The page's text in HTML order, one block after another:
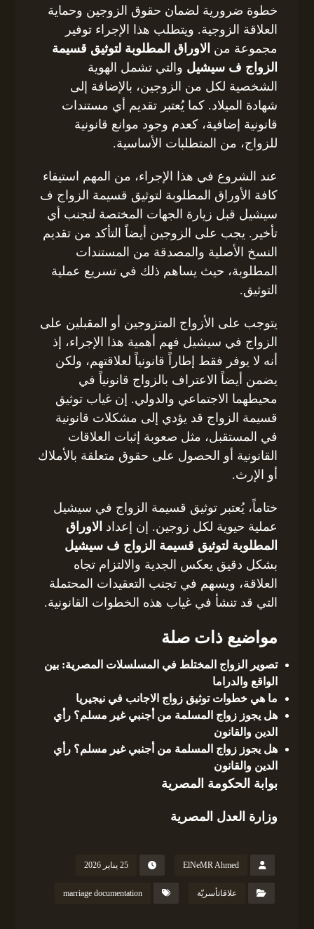
خطوة ضرورية لضمان حقوق الزوجين وحماية
العلاقة الزوجية. ويتطلب هذا الإجراء توفير
مجموعة من الاوراق المطلوبة لتوثيق قسيمة
الزواج ف سيشيل والتي تشمل الهوية
الشخصية لكل من الزوجين، بالإضافة إلى
شهادة الميلاد. كما يُعتبر تقديم أي مستندات
قانونية إضافية، كعدم وجود موانع قانونية
للزواج، من المتطلبات الأساسية.
عند الشروع في هذا الإجراء، من المهم استيفاء
كافة الأوراق المطلوبة لتوثيق قسيمة الزواج ف
سيشيل قبل زيارة الجهات المختصة لتجنب أي
تأخير. يجب على الزوجين أيضاً التأكد من تقديم
النسخ الأصلية والمصدقة من المستندات
المطلوبة، حيث يساهم ذلك في تسريع عملية
التوثيق.
يتوجب على الأزواج المتزوجين أو المقبلين على
الزواج في سيشيل فهم أهمية هذا الإجراء، إذ
أنه لا يوفر فقط إطاراً قانونياً لعلاقتهم، ولكن
يضمن أيضاً الاعتراف بالزواج قانونياً في
محيطهما الاجتماعي والدولي. إن غياب توثيق
قسيمة الزواج قد يؤدي إلى مشكلات قانونية
في المستقبل، مثل صعوبة إثبات العلاقات
القانونية أو الحصول على حقوق متعلقة بالأملاك
أو الإرث.
ختاماً، يُعتبر توثيق قسيمة الزواج في سيشيل
عملية حيوية لكل زوجين. إن إعداد الاوراق
المطلوبة لتوثيق قسيمة الزواج ف سيشيل
بشكل دقيق يعكس الجدية والالتزام تجاه
العلاقة، ويسهم في تجنب التعقيدات المحتملة
التي قد تنشأ في غياب هذه الخطوات القانونية.
مواضيع ذات صلة
تصوير الزواج المختلط في المسلسلات المصرية: بين
الواقع والدراما
ما هي خطوات توثيق زواج الاجانب في نيجيريا
هل يجوز زواج المسلمة من أجنبي غير مسلم؟ رأي
الدين والقانون
هل يجوز زواج المسلمة من أجنبي غير مسلم؟ رأي
الدين والقانون
بوابة الحكومة المصرية
وزارة العدل المصرية
ElNeMR Ahmed 25 يناير 2026
علاقاتأسريّة marriage documentation